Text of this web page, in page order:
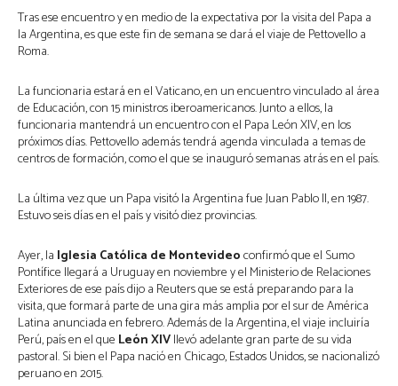
Tras ese encuentro y en medio de la expectativa por la visita del Papa a
la Argentina, es que este fin de semana se dará el viaje de Pettovello a
Roma.
La funcionaria estará en el Vaticano, en un encuentro vinculado al área
de Educación, con 15 ministros iberoamericanos. Junto a ellos, la
funcionaria mantendrá un encuentro con el Papa León XIV, en los
próximos días. Pettovello además tendrá agenda vinculada a temas de
centros de formación, como el que se inauguró semanas atrás en el país.
La última vez que un Papa visitó la Argentina fue Juan Pablo II, en 1987.
Estuvo seis días en el país y visitó diez provincias.
Ayer, la Iglesia Católica de Montevideoconfirmó que el Sumo
Pontífice llegará a Uruguay en noviembre y el Ministerio de Relaciones
Exteriores de ese país dijo a Reuters que se está preparando para la
visita, que formará parte de una gira más amplia por el sur de América
Latina anunciada en febrero. Además de la Argentina, el viaje incluiría
Perú, país en el que León XIVllevó adelante gran parte de su vida
pastoral. Si bien el Papa nació en Chicago, Estados Unidos, se nacionalizó
peruano en 2015.